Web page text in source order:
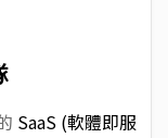
SaaS (軟體即服